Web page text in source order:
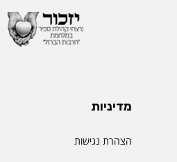
מדיניות
הצהרת נגישות